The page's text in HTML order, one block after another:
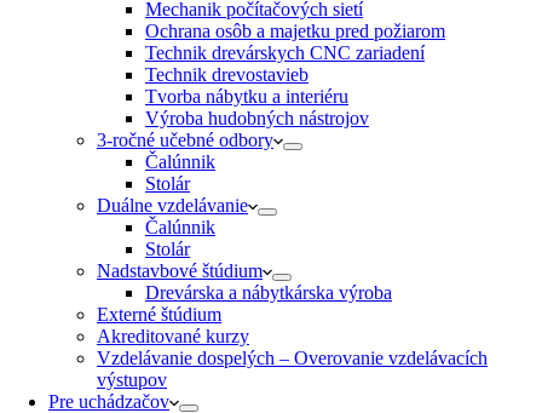
Mechanik počítačových sietí
Ochrana osôb a majetku pred požiarom
Technik drevárskych CNC zariadení
Technik drevostavieb
Tvorba nábytku a interiéru
Výroba hudobných nástrojov
3-ročné učebné odbory
Čalúnnik
Stolár
Duálne vzdelávanie
Čalúnnik
Stolár
Nadstavbové štúdium
Drevárska a nábytkárska výroba
Externé štúdium
Akreditované kurzy​
Vzdelávanie dospelých – Overovanie vzdelávacích
výstupov
Pre uchádzačov